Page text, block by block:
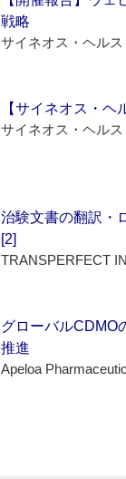
戦略
サイネオス・ヘル
【サイネオス・
サイネオス・ヘル
治験文書の翻訳・
[2]
TRANSPERFECT
グローバルCDMO
推進
Apeloa